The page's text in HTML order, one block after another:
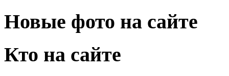
Новые фото на сайте
Кто на сайте